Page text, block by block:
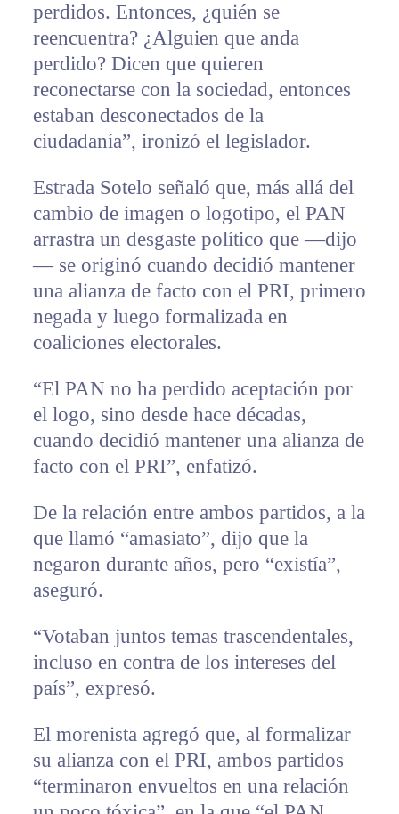
perdidos. Entonces, ¿quién se
reencuentra? ¿Alguien que anda
perdido? Dicen que quieren
reconectarse con la sociedad, entonces
estaban desconectados de la
ciudadanía”, ironizó el legislador.
Estrada Sotelo señaló que, más allá del
cambio de imagen o logotipo, el PAN
arrastra un desgaste político que —dijo
— se originó cuando decidió mantener
una alianza de facto con el PRI, primero
negada y luego formalizada en
coaliciones electorales.
“El PAN no ha perdido aceptación por
el logo, sino desde hace décadas,
cuando decidió mantener una alianza de
facto con el PRI”, enfatizó.
De la relación entre ambos partidos, a la
que llamó “amasiato”, dijo que la
negaron durante años, pero “existía”,
aseguró.
“Votaban juntos temas trascendentales,
incluso en contra de los intereses del
país”, expresó.
El morenista agregó que, al formalizar
su alianza con el PRI, ambos partidos
“terminaron envueltos en una relación